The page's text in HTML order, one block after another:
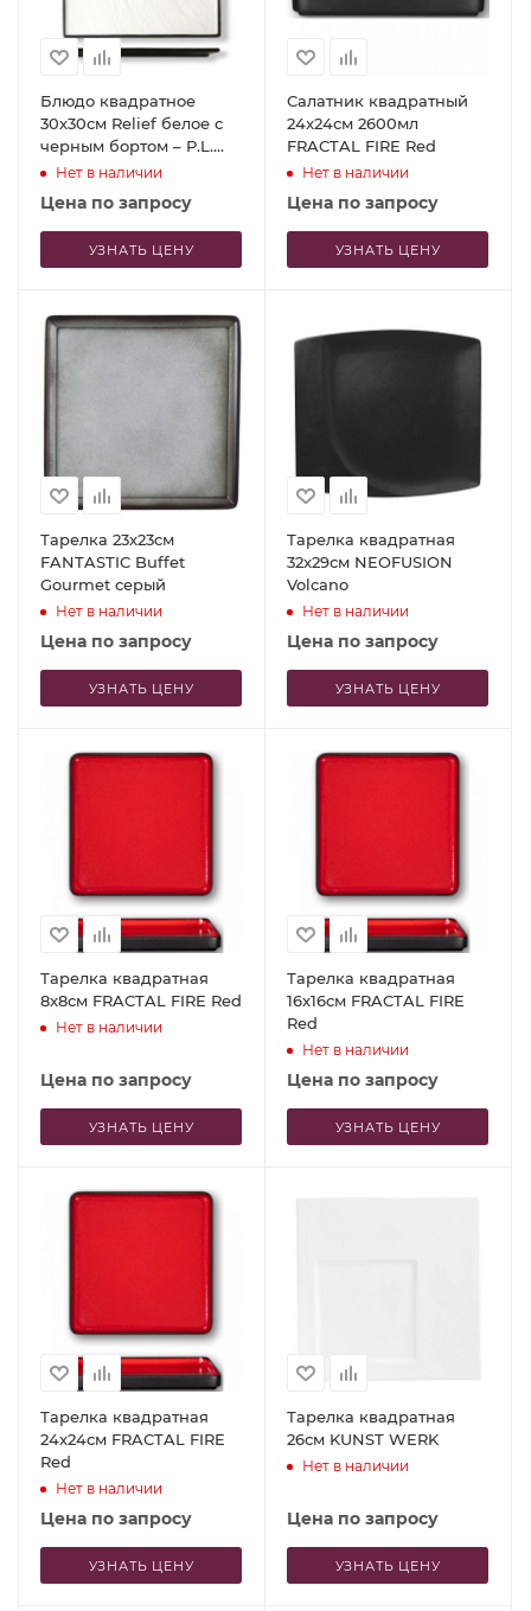
Блюдо квадратное
30x30см Relief белое с
черным бортом – P.L.
Proff Cuisine
Нет в наличии
Цена по запросу
УЗНАТЬ ЦЕНУ
Салатник квадратный
24x24см 2600мл
FRACTAL FIRE Red
Нет в наличии
Цена по запросу
УЗНАТЬ ЦЕНУ
Тарелка 23x23см
FANTASTIC Buffet
Gourmet серый
Нет в наличии
Цена по запросу
УЗНАТЬ ЦЕНУ
Тарелка квадратная
32x29см NEOFUSION
Volcano
Нет в наличии
Цена по запросу
УЗНАТЬ ЦЕНУ
Тарелка квадратная
8x8см FRACTAL FIRE Red
Нет в наличии
Цена по запросу
УЗНАТЬ ЦЕНУ
Тарелка квадратная
16x16см FRACTAL FIRE
Red
Нет в наличии
Цена по запросу
УЗНАТЬ ЦЕНУ
Тарелка квадратная
24x24см FRACTAL FIRE
Red
Нет в наличии
Цена по запросу
УЗНАТЬ ЦЕНУ
Тарелка квадратная
26см KUNST WERK
Нет в наличии
Цена по запросу
УЗНАТЬ ЦЕНУ